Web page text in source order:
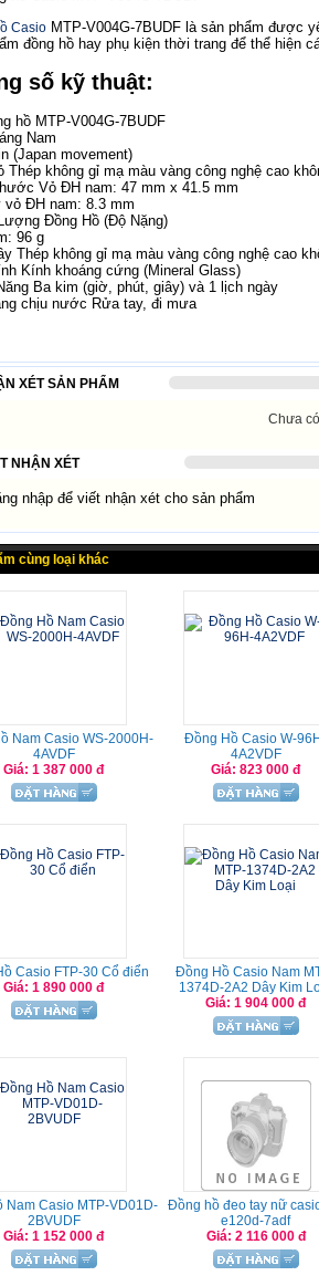
Casio MTP-V004G-7BUDF là sản phẩm được
đồng hồ hay phụ kiện thời trang để thể hiện
số kỹ thuật:
hồ MTP-V004G-7BUDF
Nam
(Japan movement)
Thép không gỉ mạ màu vàng công nghệ cao
Vỏ ĐH nam: 47 mm x 41.5 mm
vỏ ĐH nam: 8.3 mm
Đồng Hồ (Độ Nặng)
96 g
Thép không gỉ mạ màu vàng công nghệ cao
Kính khoáng cứng (Mineral Glass)
Ba kim (giờ, phút, giây) và 1 lịch ngày
chịu nước Rửa tay, đi mưa
XÉT SẢN PHẨM
Chưa
NHẬN XÉT
nhập để viết nhận xét cho sản phẩm
cùng loại khác
Nam Casio WS-2000H-
4AVDF
Giá: 1 387 000 đ
Đồng Hồ Casio W-
4A2VDF
Giá: 823 000 đ
Casio FTP-30 Cổ điển
Giá: 1 890 000 đ
Đồng Hồ Casio Nam
1374D-2A2 Dây Kim
Giá: 1 904 000 đ
Nam Casio MTP-VD01D-
2BVUDF
Giá: 1 152 000 đ
Đồng hồ đeo tay nữ
e120d-7adf
Giá: 2 116 000 đ